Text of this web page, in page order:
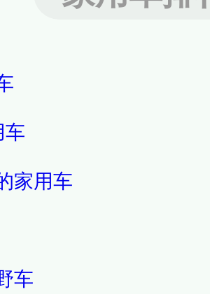
车
家用车
车